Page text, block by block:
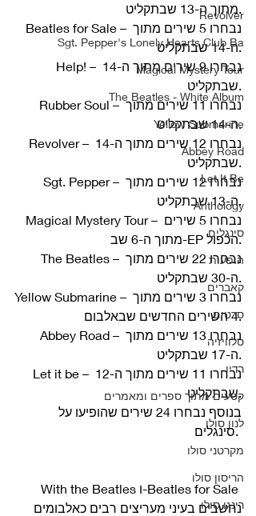
Revolver
Sgt. Pepper's Lonely Hearts Club Ba
Magical Mystery Tour
The Beatles - White Album
Yellow Submarine
Abbey Road
Let It Be
Anthology
סינגלים
הופעות
קאברים
סרטים
טלוויזיה
רדיו
קטעים מתוך ספרים ומאמרים
לנון סולו
מקרטני סולו
הריסון סולו
רינגו סולו
מתוך ה-13 שבתקליט.
Beatles for Sale – נבחרו 5 שירים מתוך
ה-14 שבתקליט.
Help! – נבחרו 9 שירים מתוך ה-14
שבתקליט.
Rubber Soul – נבחרו 11 שירים מתוך
ה-14 שבתקליט.
Revolver – נבחרו 12 שירים מתוך ה-14
שבתקליט.
Sgt. Pepper – נבחרו 12 שירים מתוך
ה-13 שבתקליט.
Magical Mystery Tour – נבחרו 5 שירים
מתוך ה-6 שב-EP הכפול.
The Beatles – נבחרו 22 שירים מתוך
ה-30 שבתקליט.
Yellow Submarine – נבחרו 3 שירים מתוך
4 השירים החדשים שבאלבום.
Abbey Road – נבחרו 13 שירים מתוך
ה-17 שבתקליט.
Let it be – נבחרו 11 שירים מתוך ה-12
שבתקליט.
בנוסף נבחרו 24 שירים שהופיעו על
סינגלים.
With the Beatles ו-Beatles for Sale
נחשבים בעיני מעריצים רבים כאלבומים